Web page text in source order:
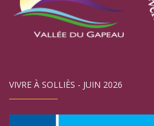
VIVRE À SOLLIÈS - JUIN 2026